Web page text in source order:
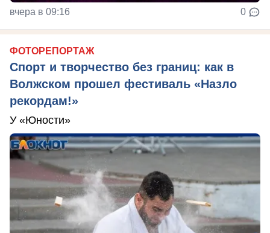
вчера в 09:16 0
ФОТОРЕПОРТАЖ
Спорт и творчество без границ: как в
Волжском прошел фестиваль «Назло
рекордам!»
У «Юности»